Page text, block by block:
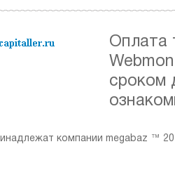
Оплата
сроком
компании megabaz ™